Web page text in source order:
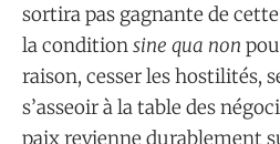
sortira pas gagnante de
la conditionsine qua non
raison, cesser les hostilités,
s’asseoir à la table des
paix revienne durablement